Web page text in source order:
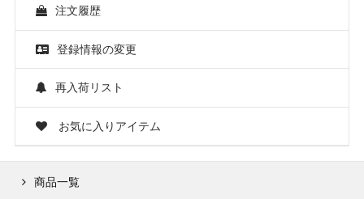
注文履歴
登録情報の変更
再入荷リスト
お気に入りアイテム
商品一覧